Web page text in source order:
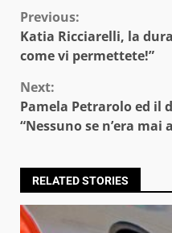
Continue
Reading
Previous:
Katia Ricciarelli, la
come vi permettete!”
Next:
Pamela Petrarolo ed il
“Nessuno se n’era mai
RELATED STORIES